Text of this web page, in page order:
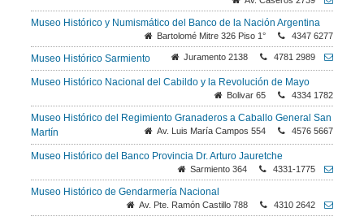
Museo Histórico y Numismático del Banco de la Nación Argentina
Bartolomé Mitre 326 Piso 1° 4347 6277
Museo Histórico Sarmiento Juramento 2138 4781 2989
Museo Histórico Nacional del Cabildo y la Revolución de Mayo
Bolivar 65 4334 1782
Museo Histórico del Regimiento Granaderos a Caballo General San
Martín
Av. Luis María Campos 554 4576 5667
Museo Histórico del Banco Provincia Dr. Arturo Jauretche
Sarmiento 364 4331-1775
Museo Histórico de Gendarmería Nacional
Av. Pte. Ramón Castillo 788 4310 2642